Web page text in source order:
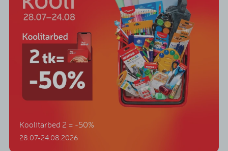
Koolitarbed 2 = -50%
28.07-24.08.2026